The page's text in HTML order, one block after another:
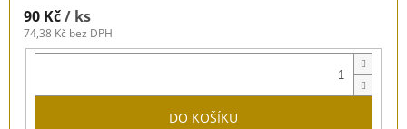
90 Kč/ ks
74,38 Kč bez DPH
DO KOŠÍKU